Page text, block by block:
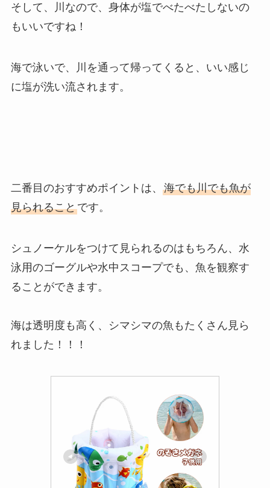
そして、川なので、身体が塩でべたべたしないの
もいいですね！
海で泳いで、川を通って帰ってくると、いい感じ
に塩が洗い流されます。
二番目のおすすめポイントは、 海でも川でも魚が
見られることです。
シュノーケルをつけて見られるのはもちろん、水
泳用のゴーグルや水中スコープでも、魚を観察す
ることができます。
海は透明度も高く、シマシマの魚もたくさん見ら
れました！！！